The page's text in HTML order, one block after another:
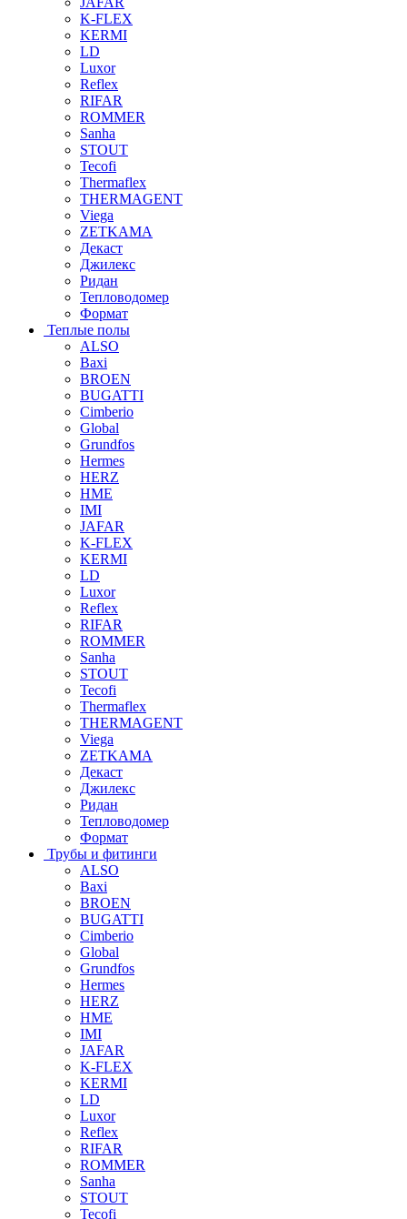
K-FLEX
KERMI
LD
Luxor
Reflex
RIFAR
ROMMER
Sanha
STOUT
Tecofi
Thermaflex
THERMAGENT
Viega
ZETKAMA
Декаст
Джилекс
Ридан
Тепловодомер
Формат
Теплые полы
ALSO
Baxi
BROEN
BUGATTI
Cimberio
Global
Grundfos
Hermes
HERZ
HME
IMI
JAFAR
K-FLEX
KERMI
LD
Luxor
Reflex
RIFAR
ROMMER
Sanha
STOUT
Tecofi
Thermaflex
THERMAGENT
Viega
ZETKAMA
Декаст
Джилекс
Ридан
Тепловодомер
Формат
Трубы и фитинги
ALSO
Baxi
BROEN
BUGATTI
Cimberio
Global
Grundfos
Hermes
HERZ
HME
IMI
JAFAR
K-FLEX
KERMI
LD
Luxor
Reflex
RIFAR
ROMMER
Sanha
STOUT
Tecofi